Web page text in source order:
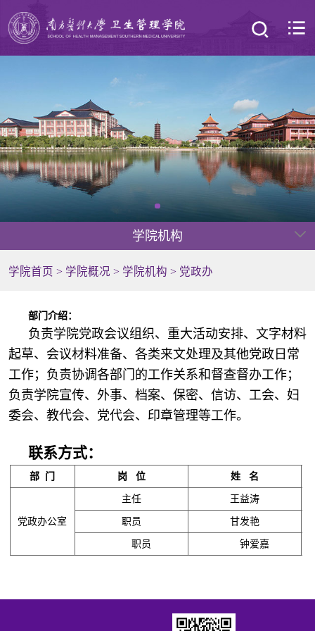
学院机构
学院首页 > 学院概况 > 学院机构 > 党政办
部门介绍：
负责学院党政会议组织、重大活动安排、文字材料
起草、会议材料准备、各类来文处理及其他党政日常
工作；负责协调各部门的工作关系和督查督办工作；
负责学院宣传、外事、档案、保密、信访、工会、妇
委会、教代会、党代会、印章管理等工作。
联系方式：
部 门 岗 位 姓 名
党政办公室
主任 王益涛
职员 甘发艳
职员 钟爱嘉